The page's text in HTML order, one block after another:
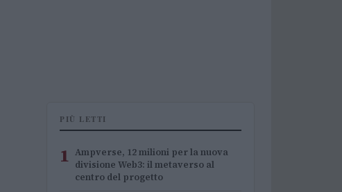
PIÙ LETTI
1 Ampverse, 12 milioni per la nuova
divisione Web3: il metaverso al
centro del progetto